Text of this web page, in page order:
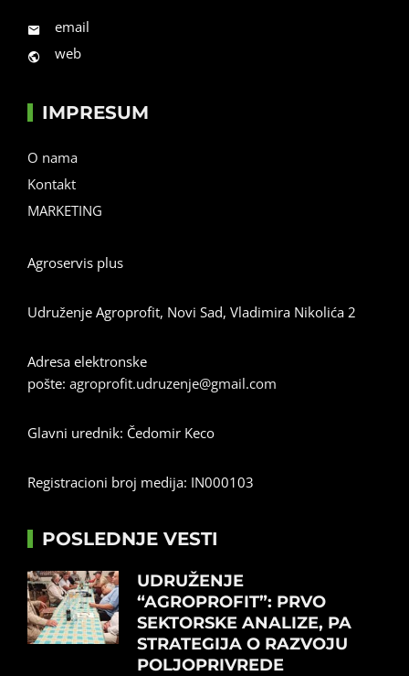
email
web
IMPRESUM
O nama
Kontakt
MARKETING
Agroservis plus
Udruženje Agroprofit, Novi Sad, Vladimira Nikolića 2
Adresa elektronske
pošte: agroprofit.udruzenje@gmail.com
Glavni urednik: Čedomir Keco
Registracioni broj medija: IN000103
POSLEDNJE VESTI
UDRUŽENJE
“AGROPROFIT”: PRVO
SEKTORSKE ANALIZE, PA
STRATEGIJA O RAZVOJU
POLJOPRIVREDE